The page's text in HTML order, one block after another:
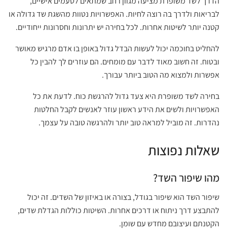
לבריאות ולדרך בה רוצה לחיות. האפשרויות נטוות מהשגת שד גדולה או
קטנה יותר לשיטות אחרות. לכל בחירה יש יתרונות וחסרונות ייחודיים.
להחליט בחוכמה יכול לעשות הבדל גדול באופן בו אדם מרגיש מאושר
ובטוח. זה חשוב מאוד לדבר עם מומחים. הם עוזרים לך להבין כל
אפשרות ולמצוא מה הטוב ביותר עבורך.
בחירה לשד משופרת היא צעד גדול להרגשת כוח. לדעת את כל
האפשרויות ולשים את הידע ראשון עוזר לאנשים לקבל החלטות
נהדרות. זה מוביל למראה טוב יותר ולהרגשה טובה על עצמך.
שאלות נפוצות
מהו שיפור השד?
שיפור השד הוא שיפור בגודל, בצורה או באיזון של השדים. זה יכול
להתבצע דרך ניתוח או דרכים אחרות. השיטות כוללות הגדלת שדים,
הקטנתם ועיצובם מחדש עם שומן.